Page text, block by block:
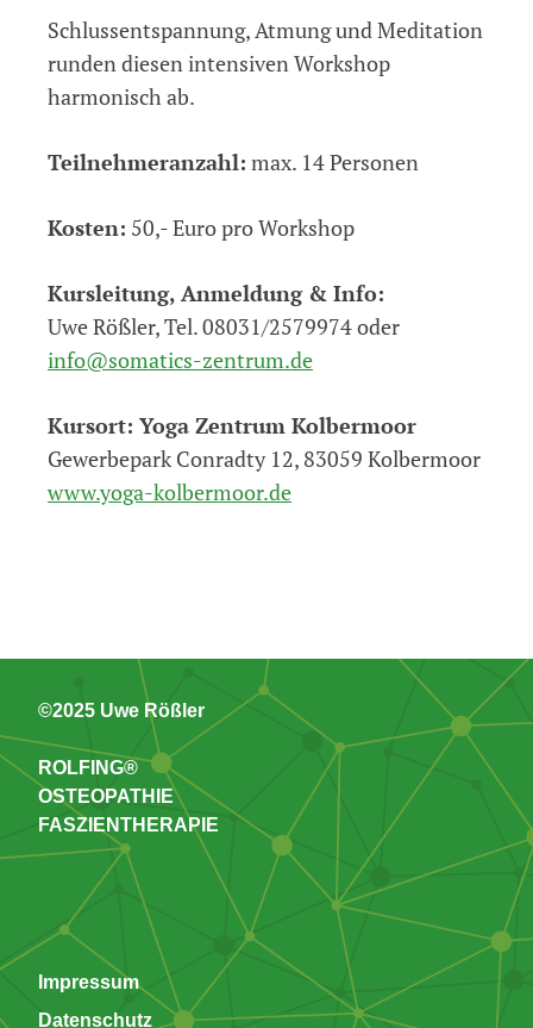
Schlussentspannung, Atmung und Meditation
runden diesen intensiven Workshop
harmonisch ab.
Teilnehmeranzahl: max. 14 Personen
Kosten: 50,- Euro pro Workshop
Kursleitung, Anmeldung & Info:
Uwe Rößler, Tel. 08031/2579974 oder
info@somatics-zentrum.de
Kursort: Yoga Zentrum Kolbermoor
Gewerbepark Conradty 12, 83059 Kolbermoor
www.yoga-kolbermoor.de
©2025 Uwe Rößler
ROLFING®
OSTEOPATHIE
FASZIENTHERAPIE
Impressum
Datenschutz